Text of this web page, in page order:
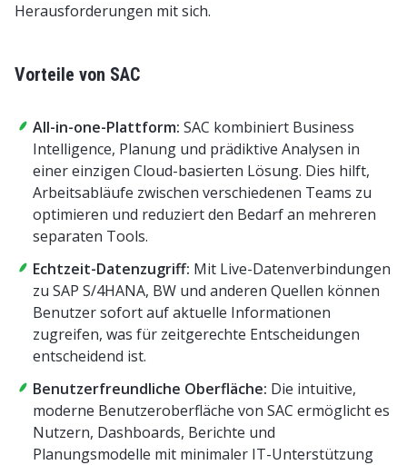
Herausforderungen mit sich.
Vorteile von SAC
All-in-one-Plattform: SAC kombiniert Business
Intelligence, Planung und prädiktive Analysen in
einer einzigen Cloud-basierten Lösung. Dies hilft,
Arbeitsabläufe zwischen verschiedenen Teams zu
optimieren und reduziert den Bedarf an mehreren
separaten Tools.
Echtzeit-Datenzugriff: Mit Live-Datenverbindungen
zu SAP S/4HANA, BW und anderen Quellen können
Benutzer sofort auf aktuelle Informationen
zugreifen, was für zeitgerechte Entscheidungen
entscheidend ist.
Benutzerfreundliche Oberfläche: Die intuitive,
moderne Benutzeroberfläche von SAC ermöglicht es
Nutzern, Dashboards, Berichte und
Planungsmodelle mit minimaler IT-Unterstützung